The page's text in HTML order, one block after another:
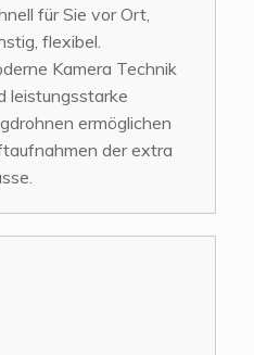
für Sie vor Ort,
flexibel.
Kamera Technik
leistungsstarke
ermöglichen
der extra